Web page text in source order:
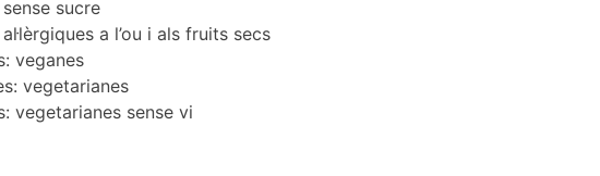
sucre
a l’ou i als fruits secs
veganes
vegetarianes
vegetarianes sense vi